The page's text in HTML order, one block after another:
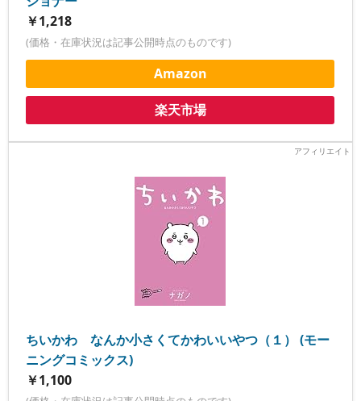
￥1,218
(価格・在庫状況は記事公開時点のものです)
Amazon
楽天市場
ちいかわ なんか小さくてかわいいやつ（１） (モー
ニングコミックス)
￥1,100